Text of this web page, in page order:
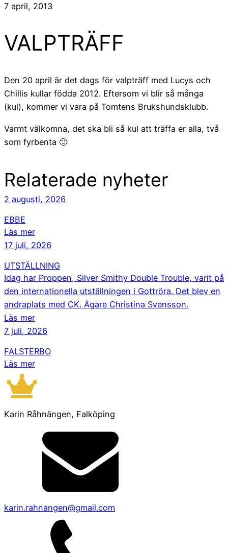
7 april, 2013
VALPTRÄFF
Den 20 april är det dags för valpträff med Lucys och
Chillis kullar födda 2012. Eftersom vi blir så många
(kul), kommer vi vara på Tomtens Brukshundsklubb.
Varmt välkomna, det ska bli så kul att träffa er alla, två
som fyrbenta 🙂
Relaterade nyheter
2 augusti, 2026
EBBE
Läs mer
17 juli, 2026
UTSTÄLLNING
Idag har Proppen, Silver Smithy Double Trouble, varit på
den internationella utställningen i Gottröra. Det blev en
andraplats med CK. Ägare Christina Svensson.
Läs mer
7 juli, 2026
FALSTERBO
Läs mer
Karin Råhnängen, Falköping
karin.rahnangen@gmail.com